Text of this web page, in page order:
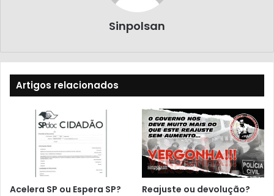
Sinpolsan
Artigos relacionados
Acelera SP ou Espera SP? Reajuste ou devolução?